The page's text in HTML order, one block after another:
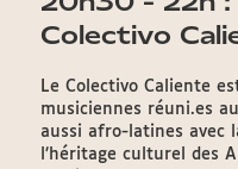
Colectivo
Le Colectivo Caliente
musiciennes réuni.es
aussi afro-latines avec
l’héritage culturel des